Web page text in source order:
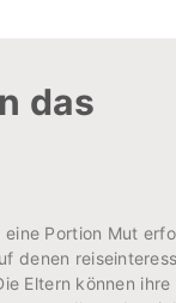
das
Portion Mut
denen
Eltern können ihre